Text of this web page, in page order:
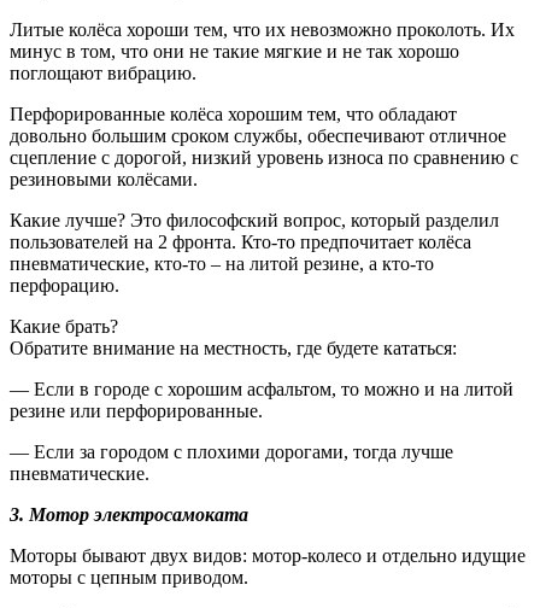
Литые колёса хороши тем, что их невозможно проколоть. Их
минус в том, что они не такие мягкие и не так хорошо
поглощают вибрацию.
Перфорированные колёса хорошим тем, что обладают
довольно большим сроком службы, обеспечивают отличное
сцепление с дорогой, низкий уровень износа по сравнению с
резиновыми колёсами.
Какие лучше? Это философский вопрос, который разделил
пользователей на 2 фронта. Кто-то предпочитает колёса
пневматические, кто-то – на литой резине, а кто-то
перфорацию.
Какие брать?
Обратите внимание на местность, где будете кататься:
— Если в городе с хорошим асфальтом, то можно и на литой
резине или перфорированные.
— Если за городом с плохими дорогами, тогда лучше
пневматические.
3. Мотор электросамоката
Моторы бывают двух видов: мотор-колесо и отдельно идущие
моторы с цепным приводом.